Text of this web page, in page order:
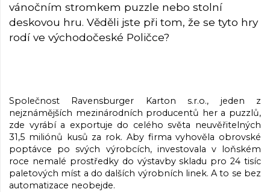
vánočním stromkem puzzle nebo stolní
deskovou hru. Věděli jste při tom, že se tyto hry
rodí ve východočeské Poličce?
Společnost Ravensburger Karton s.r.o., jeden z
nejznámějších mezinárodních producentů her a puzzlů,
zde vyrábí a exportuje do celého světa neuvěřitelných
31,5 miliónů kusů za rok. Aby firma vyhověla obrovské
poptávce po svých výrobcích, investovala v loňském
roce nemalé prostředky do výstavby skladu pro 24 tisíc
paletových míst a do dalších výrobních linek. A to se bez
automatizace neobejde.